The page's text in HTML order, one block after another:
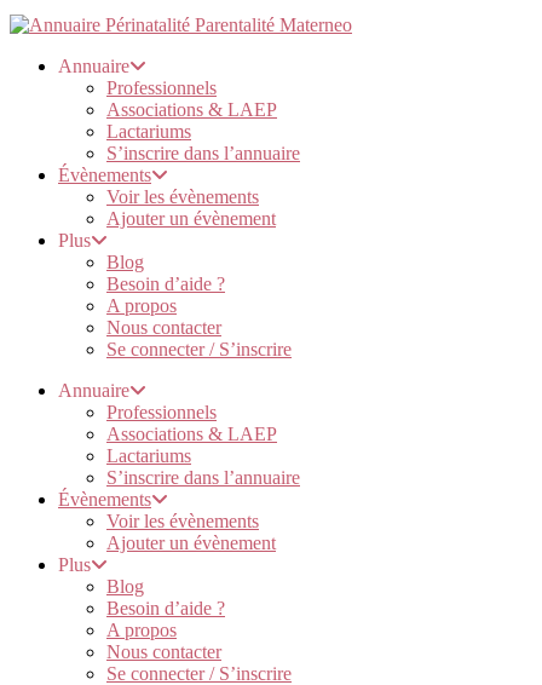
Annuaire
Professionnels
Associations & LAEP
Lactariums
S’inscrire dans l’annuaire
Évènements
Voir les évènements
Ajouter un évènement
Plus
Blog
Besoin d’aide ?
A propos
Nous contacter
Se connecter / S’inscrire
Annuaire
Professionnels
Associations & LAEP
Lactariums
S’inscrire dans l’annuaire
Évènements
Voir les évènements
Ajouter un évènement
Plus
Blog
Besoin d’aide ?
A propos
Nous contacter
Se connecter / S’inscrire